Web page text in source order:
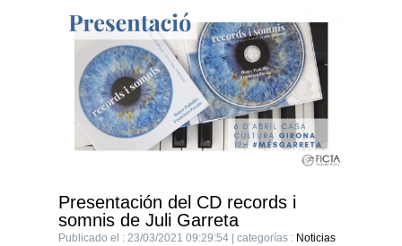
Presentación del CD records i
somnis de Juli Garreta
Publicado el : 23/03/2021 09:29:54 | categorías : Noticias